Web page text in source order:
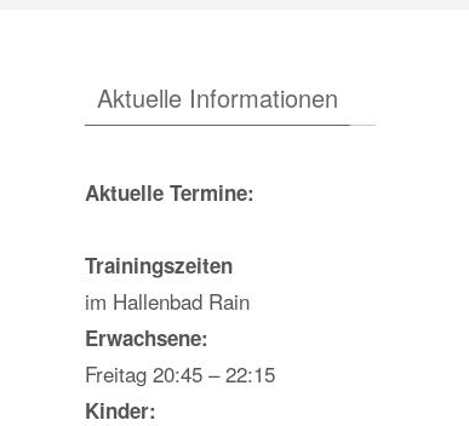
Aktuelle Informationen
Aktuelle Termine:
Trainingszeiten
im Hallenbad Rain
Erwachsene:
Freitag 20:45 – 22:15
Kinder: